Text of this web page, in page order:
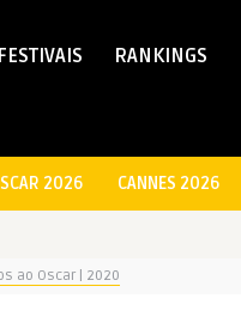
FESTIVAIS RANKINGS
2026 CANNES 2026
ao Oscar | 2020